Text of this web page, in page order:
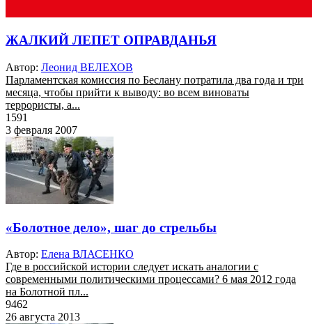
ЖАЛКИЙ ЛЕПЕТ ОПРАВДАНЬЯ
Автор: Леонид ВЕЛЕХОВ
Парламентская комиссия по Беслану потратила два года и три
месяца, чтобы прийти к выводу: во всем виноваты
террористы, а...
1591
3 февраля 2007
«Болотное дело», шаг до стрельбы
Автор: Елена ВЛАСЕНКО
Где в российской истории следует искать аналогии с
современными политическими процессами? 6 мая 2012 года
на Болотной пл...
9462
26 августа 2013